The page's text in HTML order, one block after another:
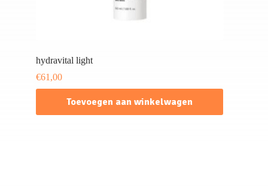
hydravital light
€61,00
Toevoegen aan winkelwagen